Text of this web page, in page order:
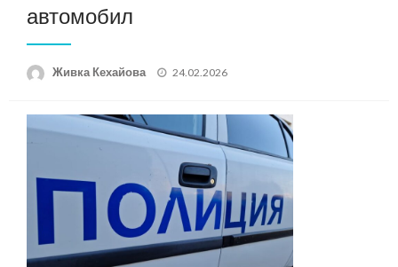
автомобил
Живка Кехайова
Posted
24.02.2026